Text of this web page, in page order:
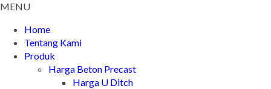
MENU
Home
Tentang Kami
Produk
Harga Beton Precast
Harga U Ditch